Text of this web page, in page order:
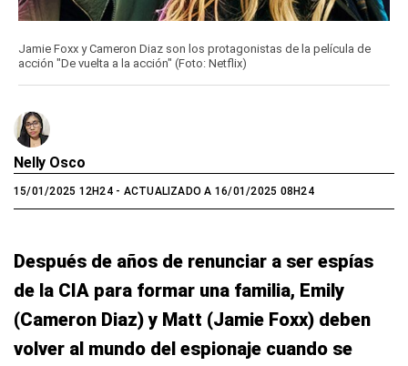
Jamie Foxx y Cameron Diaz son los protagonistas de la película de
acción "De vuelta a la acción" (Foto: Netflix)
Nelly Osco
15/01/2025 12H24- ACTUALIZADO A 16/01/2025 08H24
Después de años de renunciar a ser espías
de la CIA para formar una familia, Emily
(Cameron Diaz) y Matt (Jamie Foxx) deben
volver al mundo del espionaje cuando se